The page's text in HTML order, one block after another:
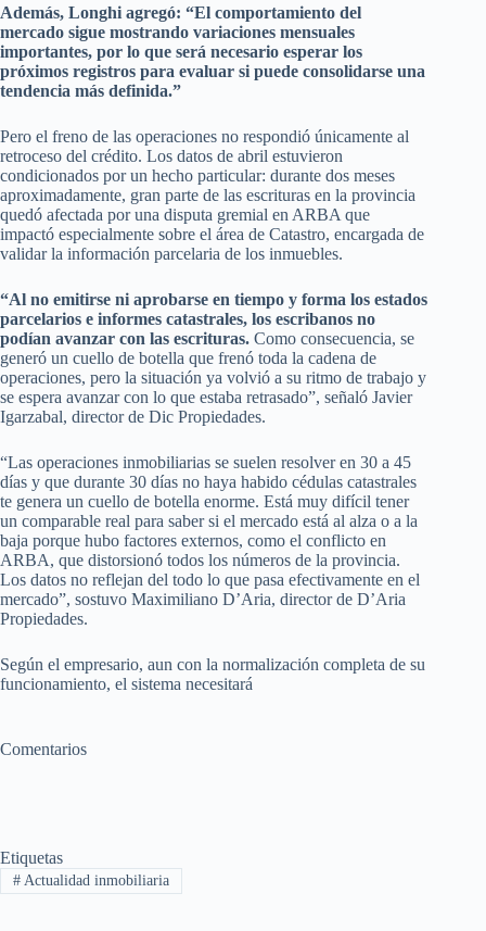
Además, Longhi agregó: “El comportamiento del
mercado sigue mostrando variaciones mensuales
importantes, por lo que será necesario esperar los
próximos registros para evaluar si puede consolidarse una
tendencia más definida.”
Pero el freno de las operaciones no respondió únicamente al
retroceso del crédito. Los datos de abril estuvieron
condicionados por un hecho particular: durante dos meses
aproximadamente, gran parte de las escrituras en la provincia
quedó afectada por una disputa gremial en ARBA que
impactó especialmente sobre el área de Catastro, encargada de
validar la información parcelaria de los inmuebles.
“Al no emitirse ni aprobarse en tiempo y forma los estados
parcelarios e informes catastrales, los escribanos no
podían avanzar con las escrituras. Como consecuencia, se
generó un cuello de botella que frenó toda la cadena de
operaciones, pero la situación ya volvió a su ritmo de trabajo y
se espera avanzar con lo que estaba retrasado”, señaló Javier
Igarzabal, director de Dic Propiedades.
“Las operaciones inmobiliarias se suelen resolver en 30 a 45
días y que durante 30 días no haya habido cédulas catastrales
te genera un cuello de botella enorme. Está muy difícil tener
un comparable real para saber si el mercado está al alza o a la
baja porque hubo factores externos, como el conflicto en
ARBA, que distorsionó todos los números de la provincia.
Los datos no reflejan del todo lo que pasa efectivamente en el
mercado”, sostuvo Maximiliano D’Aria, director de D’Aria
Propiedades.
Según el empresario, aun con la normalización completa de su
funcionamiento, el sistema necesitará
Comentarios
Etiquetas
#Actualidad inmobiliaria